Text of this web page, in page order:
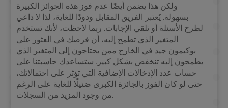
ولكن هذا يضمن أيضًا عدم فوز هذه الجوائز الكبيرة
بسهولة. يُعتبر الفريق المقابل ودودًا للغاية، لذا لا داعي
لطرح الأسئلة أو تلقي الإجابات. ربما لاحظت، لأنك تستخدم
المتغير الذي تطمح إليه، أن فرصك في العثور على
بوكيمون جيد في الخارج ممن يحتاجون إلى المتغير الذي
يطمحون إليه تنخفض بشكل كبير. ستساعدك حاسبتنا على
حساب عدد الإدخالات الإضافية التي تؤثر على احتمالاتك،
حتى لو كان الفوز بالجائزة الكبرى ضئيلًا للغاية على الرغم
من وجود المزيد من السجلات.